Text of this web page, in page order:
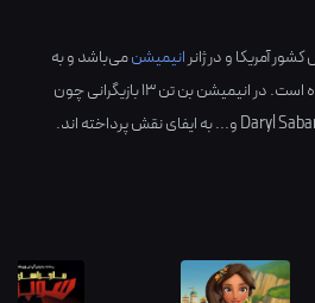
آمریکاو در ژانرانیمیشنمی‌باشد و به
انیمیشن بن تن 13 بازیگرانی چون
Darylو... به ایفای نقش پرداخته اند.